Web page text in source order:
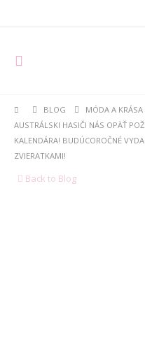
BLOG
MÓDA A KRÁSA
AUSTRÁLSKI HASIČI NÁS OPÄŤ
KALENDÁRA! BUDÚCOROČNÉ
ZVIERATKAMI!
Back to Blog